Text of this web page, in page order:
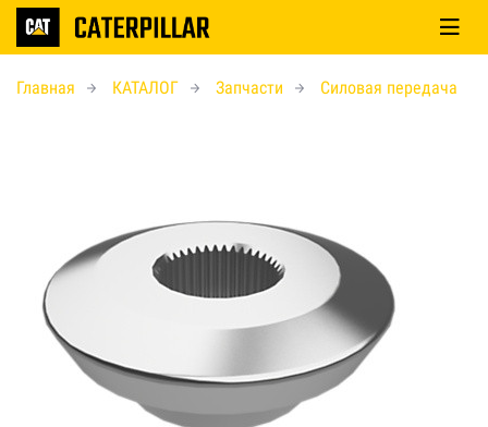
Главная КАТАЛОГ Запчасти Силовая передача